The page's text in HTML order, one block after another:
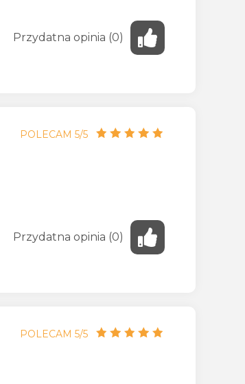
Przydatna opinia (0)
POLECAM 5/5
Przydatna opinia (0)
POLECAM 5/5